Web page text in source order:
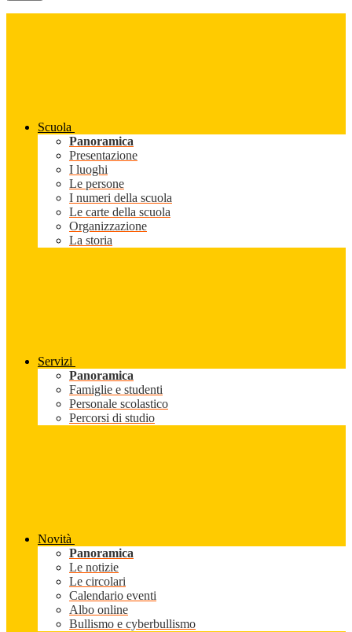
Scuola
Panoramica
Presentazione
I luoghi
Le persone
I numeri della scuola
Le carte della scuola
Organizzazione
La storia
Servizi
Panoramica
Famiglie e studenti
Personale scolastico
Percorsi di studio
Novità
Panoramica
Le notizie
Le circolari
Calendario eventi
Albo online
Bullismo e cyberbullismo